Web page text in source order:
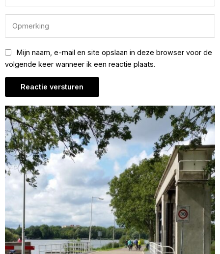
Mijn naam, e-mail en site opslaan in deze browser voor de
volgende keer wanneer ik een reactie plaats.